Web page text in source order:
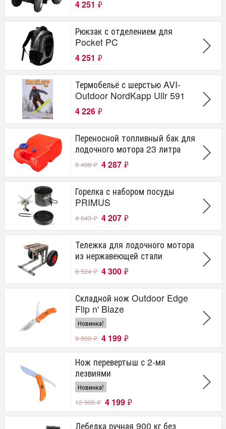
4 251 ₽
Рюкзак с отделением для
Pocket PC
4 251 ₽
Термобельё с шерстью AVI-
Outdoor NordKapp Ullr 591
4 226 ₽
Переносной топливный бак для
лодочного мотора 23 литра
5 498₽ 4 287 ₽
Горелка с набором посуды
PRIMUS
4 543₽ 4 207 ₽
Тележка для лодочного мотора
из нержавеющей стали
6 524₽ 4 300 ₽
Складной нож Outdoor Edge
Flip n' Blaze
Новинка!
9 800₽ 4 199 ₽
Нож перевертыш с 2-мя
лезвиями
Новинка!
12 900₽ 4 199 ₽
Лебедка ручная 900 кг без